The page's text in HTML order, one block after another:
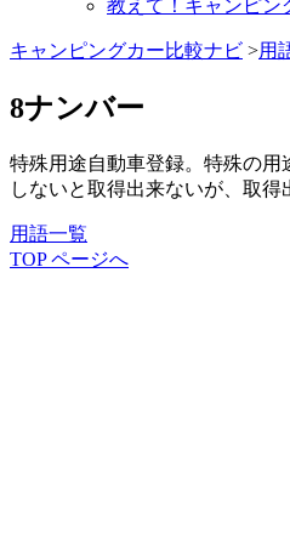
教えて！キャンピン
キャンピングカー比較ナビ >用
8ナンバー
特殊用途自動車登録。特殊の
しないと取得出来ないが、取
用語一覧
TOP ページへ